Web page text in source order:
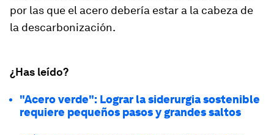
por las que el acero debería estar a la cabeza de
la descarbonización.
¿Has leído?
"Acero verde": Lograr la siderurgia sostenible
requiere pequeños pasos y grandes saltos